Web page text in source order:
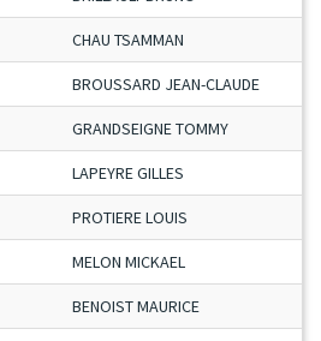
CHAU TSAMMAN
BROUSSARD JEAN-CLAUDE
GRANDSEIGNE TOMMY
LAPEYRE GILLES
PROTIERE LOUIS
MELON MICKAEL
BENOIST MAURICE